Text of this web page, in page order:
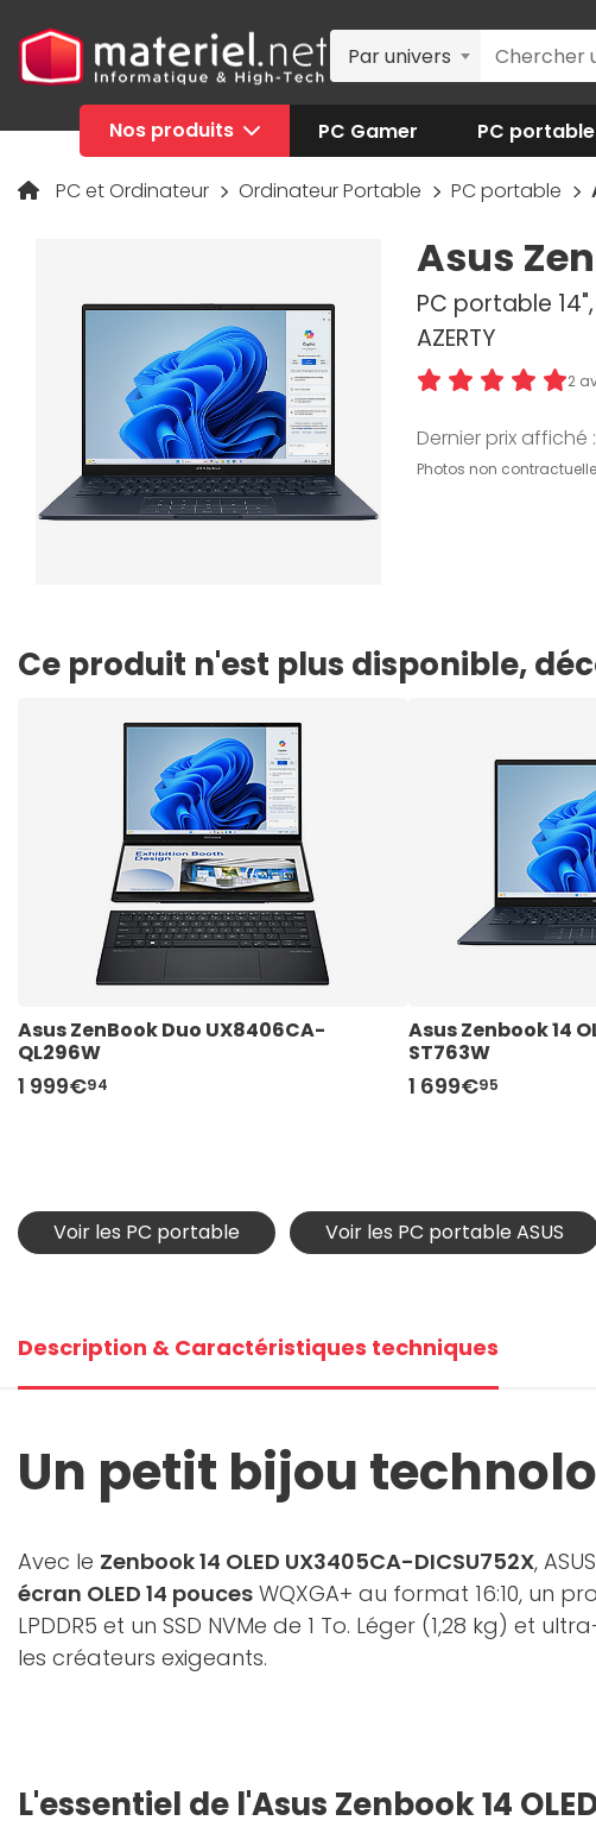
Par univers
Nos produits PC Gamer PC portable
PC et Ordinateur Ordinateur Portable PC portable
Asus
PC portable 14",
AZERTY
2
Dernier prix affiché :
Photos non
Ce produit n'est plus disponible,
Asus ZenBook Duo UX8406CA-
QL296W
1 999€94
Asus Zenbook 14
ST763W
1 699€95
Voir les PC portable Voir les PC portable ASUS
Description & Caractéristiques techniques
Un petit bijou
Avec le Zenbook 14 OLED UX3405CA-DICSU752X,
écran OLED 14 pouces WQXGA+ au format 16:10, un
LPDDR5 et un SSD NVMe de 1 To. Léger (1,28 kg) et
les créateurs exigeants.
L'essentiel de l'Asus Zenbook 14